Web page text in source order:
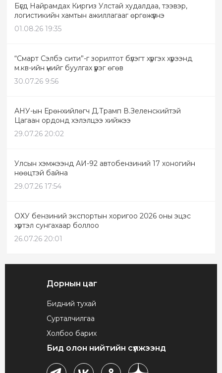
Бүгд Найрамдах Киргиз Улстай худалдаа, тээвэр,
логистикийн хамтын ажиллагааг өргөжүүлнэ
01.08.26 19:35
“Смарт Сэлбэ сити”-г зорилтот бүлэгт хүргэх хүрээнд
м.кв-ийн үнийг буулгах үүрэг өгөв
30.07.26 9:56
АНУ-ын Ерөнхийлөгч Д.Трамп В.Зеленскийтэй
Цагаан ордонд хэлэлцээ хийжээ
29.07.26 20:02
Улсын хэмжээнд АИ-92 автобензиний 17 хоногийн
нөөцтэй байна
29.07.26 17:54
ОХУ бензиний экспортын хоригоо 2026 оны эцэс
хүртэл сунгахаар боллоо
26.07.26 20:01
Дорнын цаг
Бидний тухай
Сурталчилгаа
Холбоо барих
Бид олон нийтийн сүлжээнд